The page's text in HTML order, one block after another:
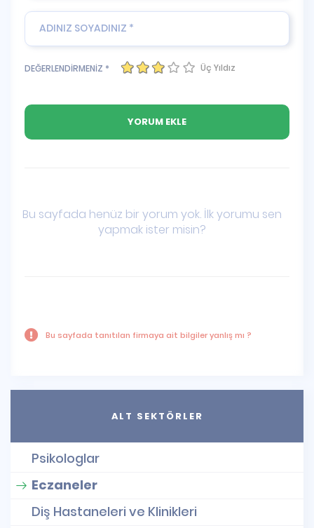
DEĞERLENDİRMENİZ * Üç Yıldız
Bu sayfada henüz bir yorum yok. İlk yorumu sen
yapmak ister misin?
Bu sayfada tanıtılan firmaya ait bilgiler yanlış mı ?
ALT SEKTÖRLER
Psikologlar
Eczaneler
Diş Hastaneleri ve Klinikleri